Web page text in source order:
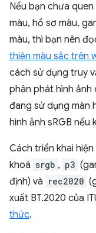
Nếu bạn chưa
màu, hồ sơ màu,
màu, thì bạn nên
thiện màu sắc trên
cách sử dụng truy
phân phát hình ảnh
đang sử dụng màn
hình ảnh sRGB nếu
Cách triển khai
khoá srgb , p3
định) và rec2020
xuất BT.2020 của
thức.